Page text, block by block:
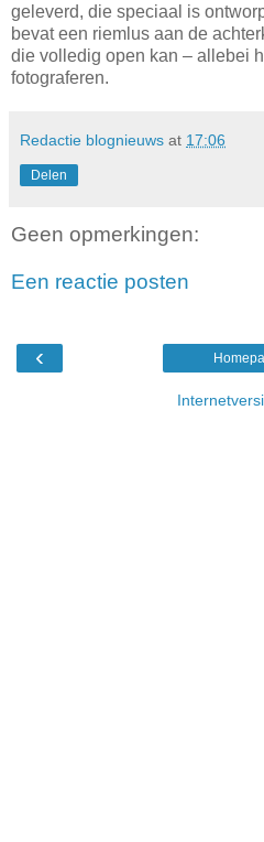
geleverd, die speciaal is
bevat een riemlus aan de
die volledig open kan – allebei
fotograferen.
Redactie blognieuws at 17:06
Delen
Geen opmerkingen:
Een reactie posten
‹